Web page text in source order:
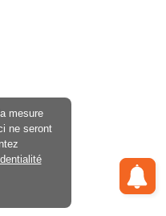
mesure
ne seront